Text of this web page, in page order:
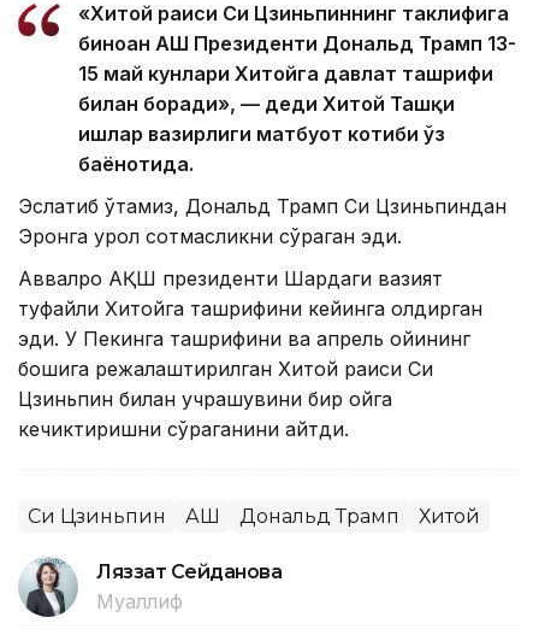
«Хитой раиси Си Цзиньпиннинг таклифига
биноан АҚШ Президенти Дональд Трамп 13-
15 май кунлари Хитойга давлат ташрифи
билан боради», — деди Хитой Ташқи
ишлар вазирлиги матбуот котиби ўз
баёнотида.
Эслатиб ўтамиз, Дональд Трамп Си Цзиньпиндан
Эронга қурол сотмасликни сўраган эди.
Аввалроқ АҚШ президенти Шарқдаги вазият
туфайли Хитойга ташрифини кейинга қолдирган
эди. У Пекинга ташрифини ва апрель ойининг
бошига режалаштирилган Хитой раиси Си
Цзиньпин билан учрашувини бир ойга
кечиктиришни сўраганини айтди.
Си Цзиньпин АҚШ Дональд Трамп Хитой
Ляззат Сейданова
Муаллиф